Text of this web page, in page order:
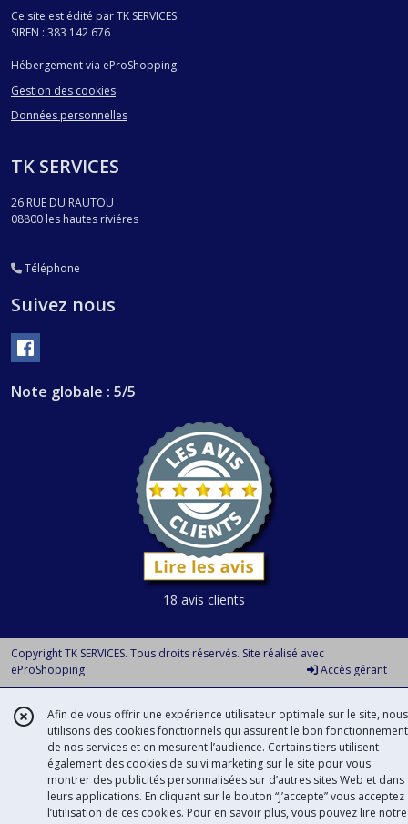
Ce site est édité par TK SERVICES.
SIREN : 383 142 676
Hébergement via eProShopping
Gestion des cookies
Données personnelles
TK SERVICES
26 RUE DU RAUTOU
08800 les hautes riviéres
Téléphone
Suivez nous
Note globale : 5/5
18 avis clients
Copyright TK SERVICES. Tous droits réservés. Site réalisé avec
eProShopping
Accès gérant
Afin de vous offrir une expérience utilisateur optimale sur le site, nous
utilisons des cookies fonctionnels qui assurent le bon fonctionnement
de nos services et en mesurent l’audience. Certains tiers utilisent
également des cookies de suivi marketing sur le site pour vous
montrer des publicités personnalisées sur d’autres sites Web et dans
leurs applications. En cliquant sur le bouton “J’accepte” vous acceptez
l’utilisation de ces cookies. Pour en savoir plus, vous pouvez lire notre